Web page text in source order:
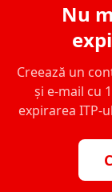
Nu
Creează un
și e-mail cu
expirarea ITP-